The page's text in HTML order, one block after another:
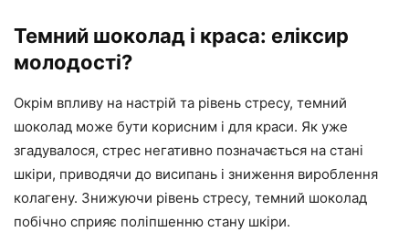
Темний шоколад і краса: еліксир
молодості?
Окрім впливу на настрій та рівень стресу, темний
шоколад може бути корисним і для краси. Як уже
згадувалося, стрес негативно позначається на стані
шкіри, приводячи до висипань і зниження вироблення
колагену. Знижуючи рівень стресу, темний шоколад
побічно сприяє поліпшенню стану шкіри.